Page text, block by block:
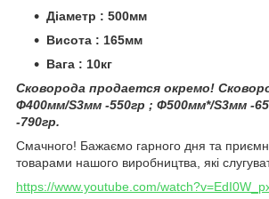
Діаметр : 500мм
Висота : 165мм
Вага : 10кг
Сковорода продается окремо!
Ф400мм/S3мм -550гр ; Ф500мм*/S3мм -
-790гр.
Смачного! Бажаємо гарного дня та
товарами нашого виробництва, які
https://www.youtube.com/